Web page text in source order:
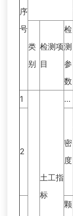
序
号
类
别
检测项
目
检
测
参
数
1
土工指
标
…
2
密
度
颗